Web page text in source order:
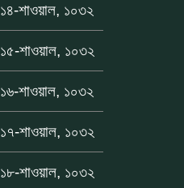
১৪-শাওয়াল, ১০৩২
১৫-শাওয়াল, ১০৩২
১৬-শাওয়াল, ১০৩২
১৭-শাওয়াল, ১০৩২
১৮-শাওয়াল, ১০৩২